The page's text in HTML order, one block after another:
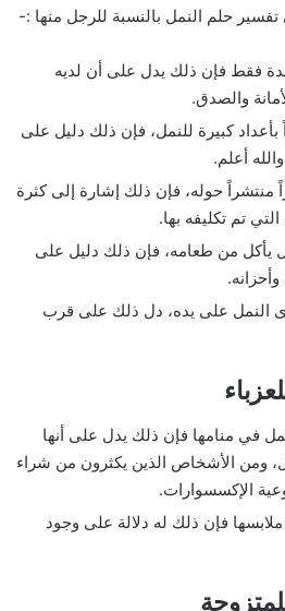
حلم النمل بالنسبة للرجل منها :-
فقط فإن ذلك يدل على أن لديه
والصدق.
بأعداد كبيرة للنمل، فإن ذلك دليل على
أعلم.
منتشراً حوله، فإن ذلك إشارة إلى كثرة
تم تكليفه بها.
يأكل من طعامه، فإن ذلك دليل على
النمل على يده، دل ذلك على قرب
في منامها فإن ذلك يدل على أنها
ومن الأشخاص الذين يكثرون من شراء
الإكسسوارات.
فإن ذلك له دلالة على وجود